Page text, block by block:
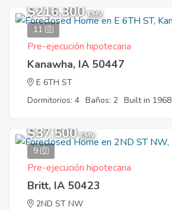
11
$216,300 EMV
Pre-ejecución hipotecaria
Kanawha, IA 50447
E 6TH ST
Dormitorios: 4 Baños: 2 Built in 1968
9
$37,500 EMV
Pre-ejecución hipotecaria
Britt, IA 50423
2ND ST NW